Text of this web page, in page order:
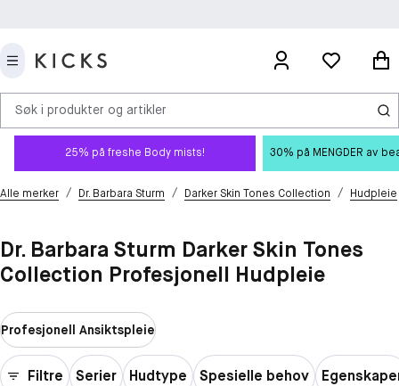
Søk i produkter og artikler
25% på freshe Body mists! 30% på MENGDER av
Alle merker / Dr. Barbara Sturm / Darker Skin Tones Collection / Hudpleie
Dr. Barbara Sturm Darker Skin Tones
Collection Profesjonell Hudpleie
Profesjonell Ansiktspleie
Filtre Serier Hudtype Spesielle behov